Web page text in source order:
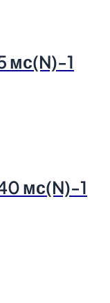
мс(N)-1
мс(N)-1